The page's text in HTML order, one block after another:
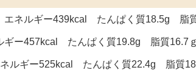
エネルギー439kcal たんぱく質18.5g 脂
ギー457kcal たんぱく質19.8g 脂質16.7ｇ
ネルギー525kcal たんぱく質22.4g 脂質